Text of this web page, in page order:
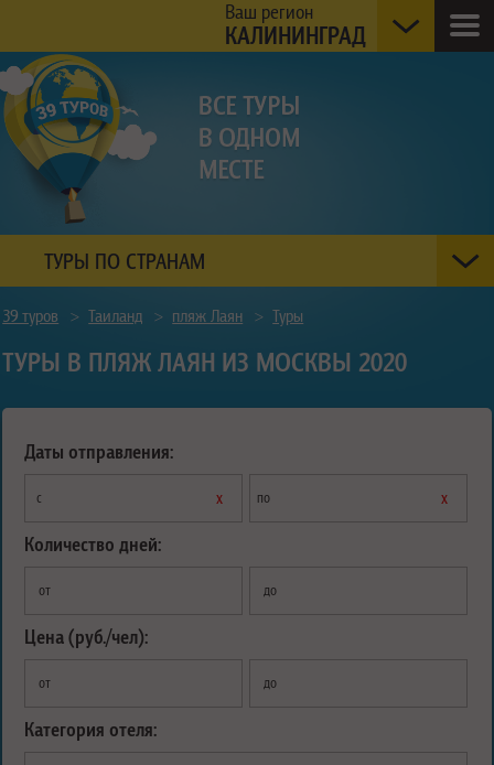
Ваш регион
КАЛИНИНГРАД
ТУРЫ ПО СТРАНАМ
39 туров > Таиланд > пляж Лаян > Туры
ТУРЫ В ПЛЯЖ ЛАЯН ИЗ МОСКВЫ 2020
Даты отправления:
с х по х
Количество дней:
от до
Цена (руб./чел):
от до
Категория отеля: